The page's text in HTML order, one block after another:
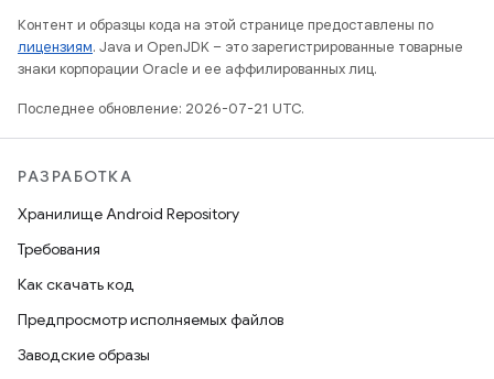
Контент и образцы кода на этой странице предоставлены по
лицензиям. Java и OpenJDK – это зарегистрированные товарные
знаки корпорации Oracle и ее аффилированных лиц.
Последнее обновление: 2026-07-21 UTC.
РАЗРАБОТКА
Хранилище Android Repository
Требования
Как скачать код
Предпросмотр исполняемых файлов
Заводские образы